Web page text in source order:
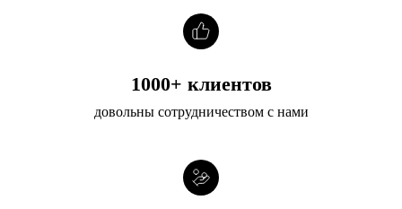
1000+ клиентов
довольны сотрудничеством с нами